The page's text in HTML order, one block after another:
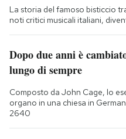
La storia del famoso bisticcio
noti critici musicali italiani,
Dopo due anni è
lungo di sempre
Composto da John Cage, lo
organo in una chiesa in
2640